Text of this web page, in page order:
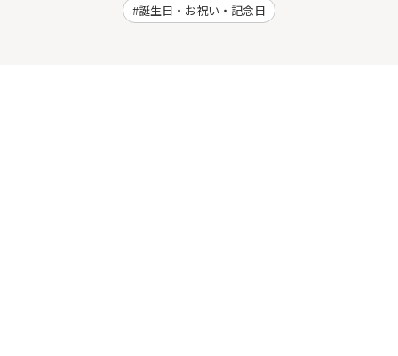
誕生日・お祝い・記念日